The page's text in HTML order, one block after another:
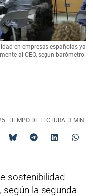
en empresas españolas ya
al CEO, según barómetro.
| TIEMPO DE LECTURA: 3 MIN.
sostenibilidad
según la segunda